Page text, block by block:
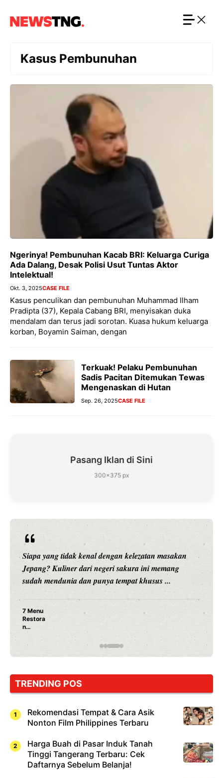
Kasus Pembunuhan
Ngerinya! Pembunuhan Kacab BRI: Keluarga Curiga
Ada Dalang, Desak Polisi Usut Tuntas Aktor
Intelektual!
Okt. 3, 2025CASE FILE
Kasus penculikan dan pembunuhan Muhammad Ilham
Pradipta (37), Kepala Cabang BRI, menyisakan duka
mendalam dan terus jadi sorotan. Kuasa hukum keluarga
korban, Boyamin Saiman, dengan
Terkuak! Pelaku Pembunuhan
Sadis Pacitan Ditemukan Tewas
Mengenaskan di Hutan
Sep. 26, 2025CASE FILE
Pasang Iklan di Sini
300×375 px
Siapa yang tidak kenal dengan kelezatan masakan
Jepang? Kuliner dari negeri sakura ini memang
sudah mendunia dan punya tempat khusus ...
7 Menu
Restora
n
Jepang
Dicoba,
Cuma
Sushi!
TRENDING POS
Rekomendasi Tempat & Cara Asik
Nonton Film Philippines Terbaru
Harga Buah di Pasar Induk Tanah
Tinggi Tangerang Terbaru: Cek
Daftarnya Sebelum Belanja!